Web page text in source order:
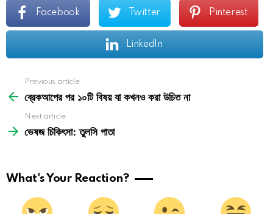
Facebook Twitter Pinterest
LinkedIn
more
Previous article
ব্রেকআপের পর ১০টি বিষয় যা কখনও করা উচিত না
Next article
ভেষজ চিকিৎসা: তুলসি পাতা
What's Your Reaction?